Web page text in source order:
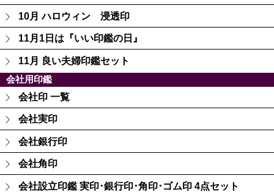
10月 ハロウィン 浸透印
11月1日は『いい印鑑の日』
11月 良い夫婦印鑑セット
会社用印鑑
会社印 一覧
会社実印
会社銀行印
会社角印
会社設立印鑑 実印･銀行印･角印･ゴム印 4点セット